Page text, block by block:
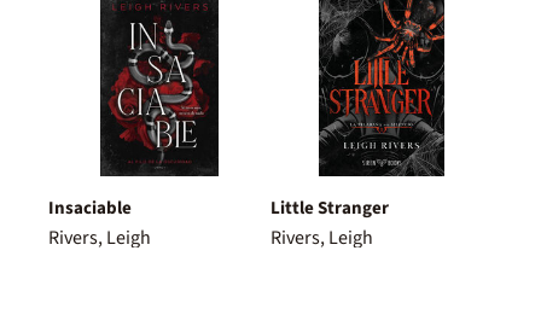
Insaciable
Rivers, Leigh
Little Stranger
Rivers, Leigh